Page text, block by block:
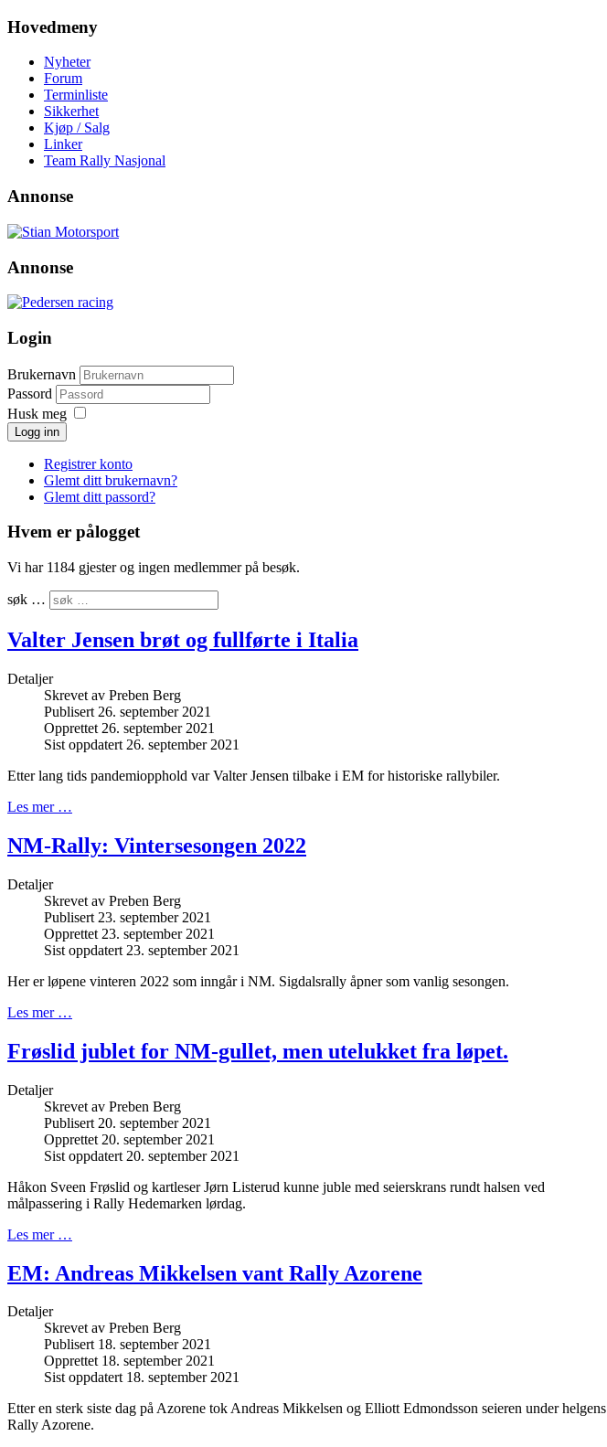
Hovedmeny
Nyheter
Forum
Terminliste
Sikkerhet
Kjøp / Salg
Linker
Team Rally Nasjonal
Annonse
Annonse
Login
Brukernavn
Passord
Husk meg
Logg inn
Registrer konto
Glemt ditt brukernavn?
Glemt ditt passord?
Hvem er pålogget
Vi har 1184 gjester og ingen medlemmer på besøk.
søk …
Valter Jensen brøt og fullførte i Italia
Detaljer
Skrevet av Preben Berg
Publisert 26. september 2021
Opprettet 26. september 2021
Sist oppdatert 26. september 2021
Etter lang tids pandemiopphold var Valter Jensen tilbake i EM for historiske rallybiler.
Les mer …
NM-Rally: Vintersesongen 2022
Detaljer
Skrevet av Preben Berg
Publisert 23. september 2021
Opprettet 23. september 2021
Sist oppdatert 23. september 2021
Her er løpene vinteren 2022 som inngår i NM. Sigdalsrally åpner som vanlig sesongen.
Les mer …
Frøslid jublet for NM-gullet, men utelukket fra løpet.
Detaljer
Skrevet av Preben Berg
Publisert 20. september 2021
Opprettet 20. september 2021
Sist oppdatert 20. september 2021
Håkon Sveen Frøslid og kartleser Jørn Listerud kunne juble med seierskrans rundt halsen ved
målpassering i Rally Hedemarken lørdag.
Les mer …
EM: Andreas Mikkelsen vant Rally Azorene
Detaljer
Skrevet av Preben Berg
Publisert 18. september 2021
Opprettet 18. september 2021
Sist oppdatert 18. september 2021
Etter en sterk siste dag på Azorene tok Andreas Mikkelsen og Elliott Edmondsson seieren under helgens
Rally Azorene.